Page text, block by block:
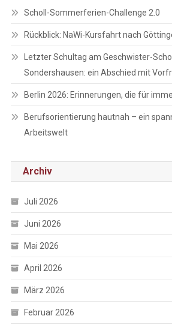
Scholl-Sommerferien-Challenge 2.0
Rückblick: NaWi-Kursfahrt nach
Letzter Schultag am Geschwister-
Sondershausen: ein Abschied mit
Berlin 2026: Erinnerungen, die für
Berufsorientierung hautnah – ein
Arbeitswelt
Archiv
Juli 2026
Juni 2026
Mai 2026
April 2026
März 2026
Februar 2026